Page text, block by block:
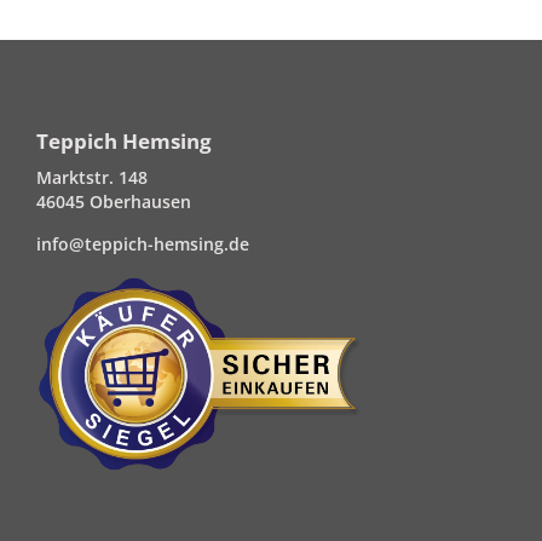
Teppich Hemsing
Marktstr. 148
46045 Oberhausen
info@teppich-hemsing.de